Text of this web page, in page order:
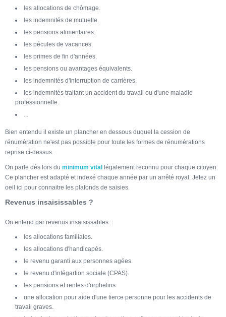
les allocations de chômage.
les indemnités de mutuelle.
les pensions alimentaires.
les pécules de vacances.
les primes de fin d'années.
les pensions ou avantages équivalents.
les indemnités d'interruption de carrières.
les indemnités traitant un accident du travail ou d'une maladie
professionnelle.
...
Bien entendu il existe un plancher en dessous duquel la cession de
rénumération ne'est pas possible pour toute les formes de rénumérations
reprise ci-dessus.
On parle dès lors du minimum vital
légalement reconnu pour chaque citoyen.
Ce plancher est adapté et indexé chaque année par un arrêté royal. Jetez un
oeil ici pour connaitre les plafonds de saisies.
Revenus insaisissables ?
On entend par revenus insaisissables :
les allocations familiales.
les allocations d'handicapés.
le revenu garanti aux personnes agées.
le revenu d'intégartion sociale (CPAS).
les pensions et rentes d'orphelins.
une allocation pour aide d'une tierce personne pour les accidents de
travail graves.